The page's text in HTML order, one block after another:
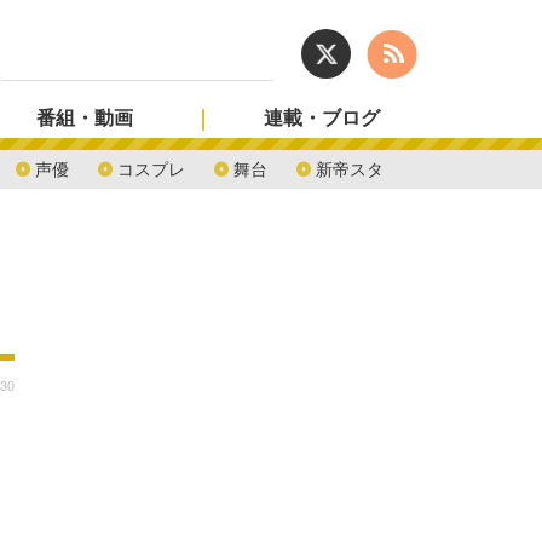
声優 コスプレ 舞台 新帝スタ
番組・動画 連載・ブログ